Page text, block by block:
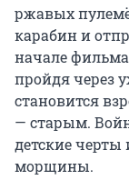
ржавых
карабин и
начале фильма
пройдя через
становится
— старым.
детские черты
морщины.